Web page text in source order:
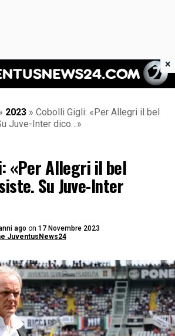
Juventus News 24
2023 » Cobolli Gigli: «Per Allegri il bel
Juve-Inter dico…»
«Per Allegri il bel
Su Juve-Inter
ago on 17 Novembre 2023
JuventusNews24
×